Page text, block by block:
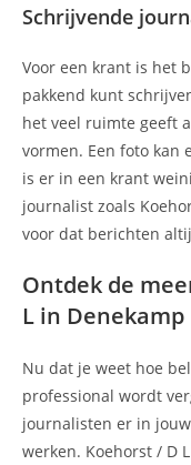
Schrijvende
Voor een krant is het
pakkend kunt
het veel ruimte geeft
vormen. Een foto kan
is er in een krant
journalist zoals
voor dat berichten
Ontdek de
L in Denekamp
Nu dat je weet hoe
professional wordt
journalisten er in
werken. Koehorst / D